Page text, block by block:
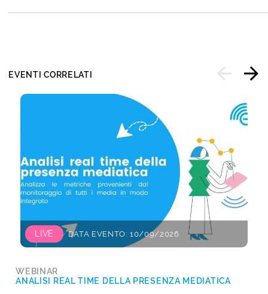
EVENTI CORRELATI
LIVE DATA EVENTO: 10/09/2026
WEBINAR
ANALISI REAL TIME DELLA PRESENZA MEDIATICA